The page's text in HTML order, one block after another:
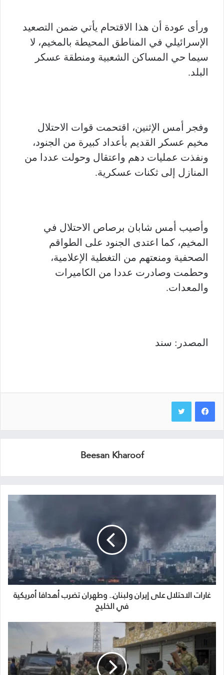
ورأى عودة أن هذا الاقتحام يأتي ضمن التصعيد
الإسرائيلي في المناطق المحيطة بالمخيم، لا
سيما حي المساكن الشعبية ومنطقة عسكر
البلد.
وفجر أمس الإثنين، اقتحمت قوات الاحتلال
مخيم عسكر القديم بأعداد كبيرة من الجنود،
ونفذت عمليات دهم واعتقال وحولت عددا من
المنازل إلى ثكنات عسكرية.
وأصيب أمس شابان برصاص الاحتلال في
المخيم، كما اعتدى الجنود على الطواقم
الصحفية ومنعتهم من التغطية الإعلامية،
وحطمت وصادرت عددا من الكاميرات
والمعدات.
المصدر: سند
Beesan Kharoof
غارات الاحتلال على إيران ولبنان.. وطهران تضرب أهدافا أمريكية
في الخليج